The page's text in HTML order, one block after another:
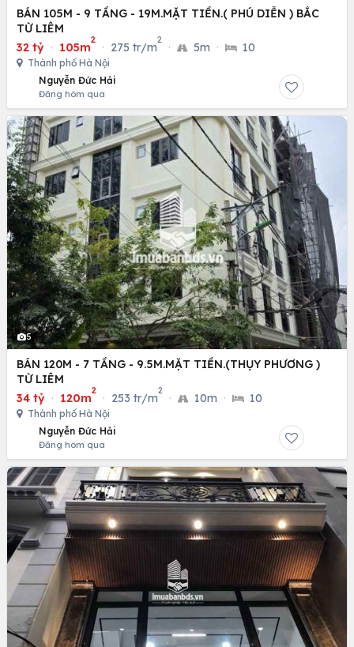
BÁN 105M - 9 TẦNG - 19M.MẶT TIỀN.( PHÚ DIỄN ) BẮC
TỪ LIÊM
32 tỷ · 105m
2
· 275 tr/m
2
· 5m · 10
Thành phố Hà Nội
Nguyễn Đức Hải
Đăng hôm qua
5
BÁN 120M - 7 TẦNG - 9.5M.MẶT TIỀN.(THỤY PHƯƠNG )
TỪ LIÊM
34 tỷ · 120m
2
· 253 tr/m
2
· 10m · 10
Thành phố Hà Nội
Nguyễn Đức Hải
Đăng hôm qua